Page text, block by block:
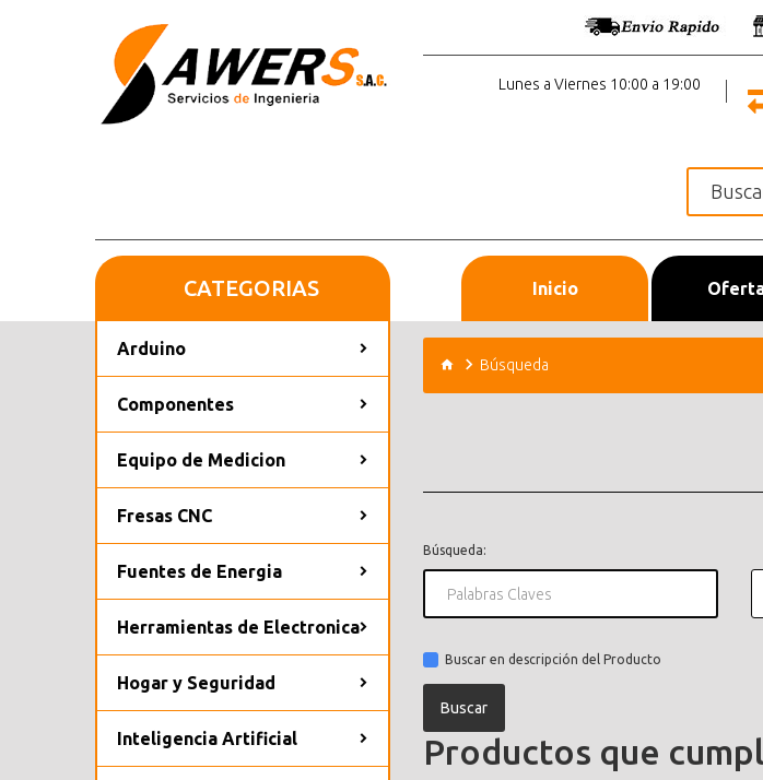
Lunes a Viernes 10:00 a 19:00
Inicio
CATEGORIAS
Arduino
Componentes
Equipo de Medicion
Fresas CNC
Fuentes de Energia
Herramientas de Electronica
Hogar y Seguridad
Inteligencia Artificial
Búsqueda
Búsqueda:
Buscar en descripción del Producto
Productos que